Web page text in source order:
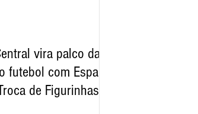
vira palco da
futebol com Espaço
de Figurinhas